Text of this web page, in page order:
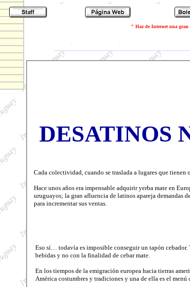
" Haz de Internet una gran
DESATINOS
Cada colectividad, cuando se traslada a lugares que
Hace unos años era impensable adquirir yerba mate en
uruguayos; la gran afluencia de latinos apareja demandas
para incrementar sus ventas.
Eso sí… todavía es imposible conseguir un tapón cebador.
bebidas y no con la finalidad de cebar mate.
En los tiempos de la emigración europea hacia tierras
América costumbres y tradiciones y una de ella es el menú